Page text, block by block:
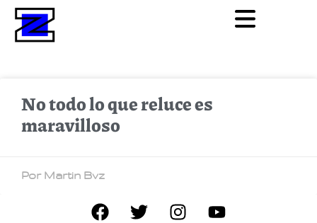
No todo lo que reluce es
maravilloso
Por Martin Bvz